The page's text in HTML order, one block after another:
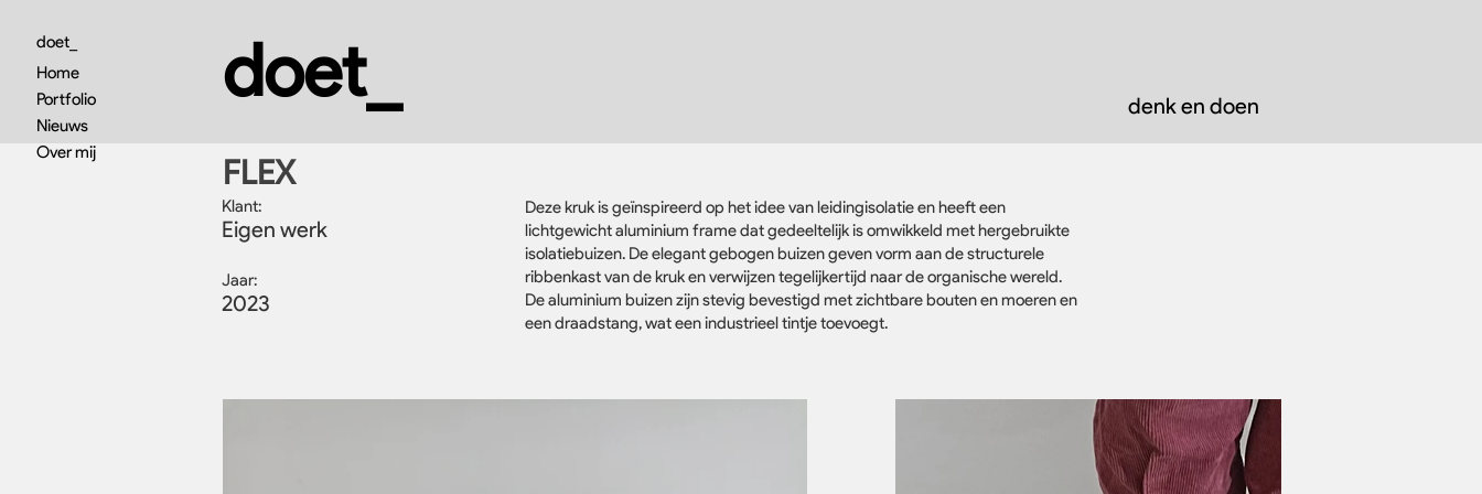
doet_
Home
Portfolio
Nieuws
Over mij
doet_ denk en doen
FLEX
Klant:
Eigen werk
Jaar:
2023
Deze kruk is geïnspireerd op het idee van leidingisolatie en heeft een
lichtgewicht aluminium frame dat gedeeltelijk is omwikkeld met hergebruikte
isolatiebuizen. De elegant gebogen buizen geven vorm aan de structurele
ribbenkast van de kruk en verwijzen tegelijkertijd naar de organische wereld.
De aluminium buizen zijn stevig bevestigd met zichtbare bouten en moeren en
een draadstang, wat een industrieel tintje toevoegt.